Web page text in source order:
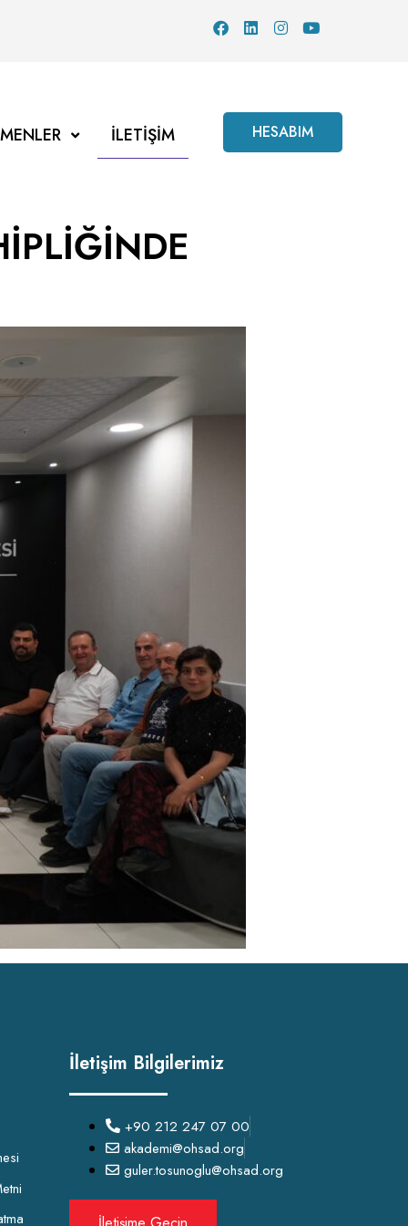
İLETIŞIM HESABIM
İletişim Bilgilerimiz
+90 212 247 07 00
akademi@ohsad.org
guler.tosunoglu@ohsad.org